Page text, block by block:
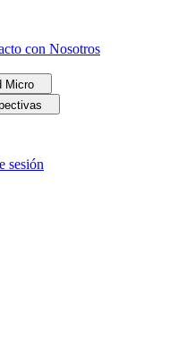
con Nosotros
Micro
sesión